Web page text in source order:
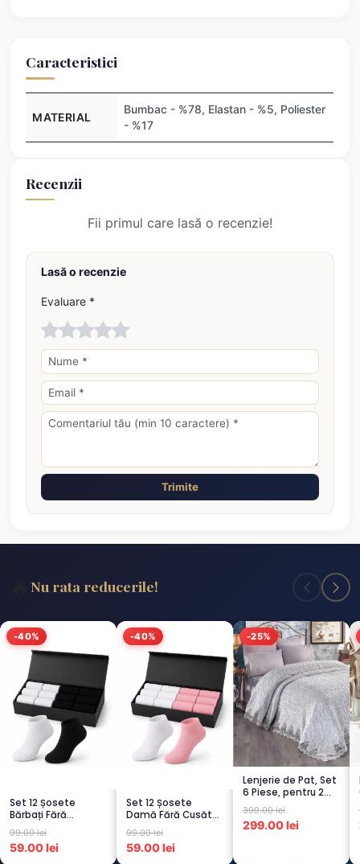
Caracteristici
MATERIAL
Bumbac - %78, Elastan - %5, Poliester
- %17
Recenzii
Fii primul care lasă o recenzie!
Lasă o recenzie
Evaluare *
Trimite
Nu rata reducerile!
-40%
Set 12 Șosete
Bărbați Fără
Cusături – 6 Albe +
6 Negre...
99.00 lei
59.00 lei
-40%
Set 12 Șosete
Damă Fără Cusături
– 6 Albe + 6 Roz –
Scu...
99.00 lei
59.00 lei
-25%
Lenjerie de Pat, Set
6 Piese, pentru 2
persoana, GRI -1...
399.00 lei
299.00 lei